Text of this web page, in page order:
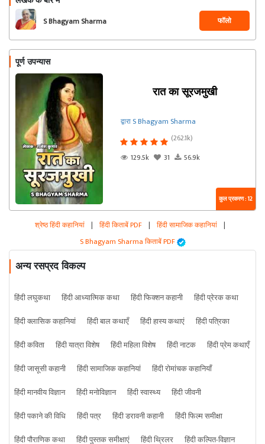
S Bhagyam Sharma फॉलो
पूर्ण उपन्यास
रात का सूरजमुखी
द्वारा S Bhagyam Sharma
(262.1k)
129.5k
31 56.9k
कुल प्रकरण : 12
श्रेष्ठ हिंदी कहानियां | हिंदी किताबें PDF | हिंदी सामाजिक कहानियां |
S Bhagyam Sharma किताबें PDF
अन्य रसप्रद विकल्प
हिंदी लघुकथा हिंदी आध्यात्मिक कथा हिंदी फिक्शन कहानी
हिंदी प्रेरक कथा
हिंदी क्लासिक कहानियां
हिंदी बाल कथाएँ हिंदी हास्य कथाएं
हिंदी पत्रिका
हिंदी कविता
हिंदी यात्रा विशेष हिंदी महिला विशेष हिंदी नाटक
हिंदी प्रेम कथाएँ
हिंदी जासूसी कहानी
हिंदी सामाजिक कहानियां
हिंदी रोमांचक कहानियाँ
हिंदी मानवीय विज्ञान
हिंदी मनोविज्ञान हिंदी स्वास्थ्य
हिंदी जीवनी
हिंदी पकाने की विधि
हिंदी पत्र हिंदी डरावनी कहानी
हिंदी फिल्म समीक्षा
हिंदी पौराणिक कथा
हिंदी पुस्तक समीक्षाएं हिंदी थ्रिलर हिंदी कल्पित-विज्ञान